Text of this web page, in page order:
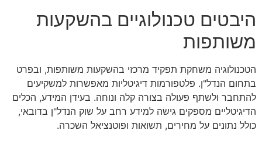
היבטים טכנולוגיים בהשקעות
משותפות
הטכנולוגיה משחקת תפקיד מרכזי בהשקעות משותפות, ובפרט
בתחום הנדל"ן. פלטפורמות דיגיטליות מאפשרות למשקיעים
להתחבר ולשתף פעולה בצורה קלה ונוחה. בעידן המידע, הכלים
הדיגיטליים מספקים גישה למידע רחב על שוק הנדל"ן בדובאי,
כולל נתונים על מחירים, תשואות ופוטנציאל השכרה.